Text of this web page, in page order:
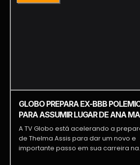
GLOBO PREPARA EX-BBB
PARA ASSUMIR LUGAR DE ANA
BRAGA E PATRÍCIA POETA
A TV Globo está acelerando a
de Thelma Assis para dar um novo e
importante passo em sua carreira